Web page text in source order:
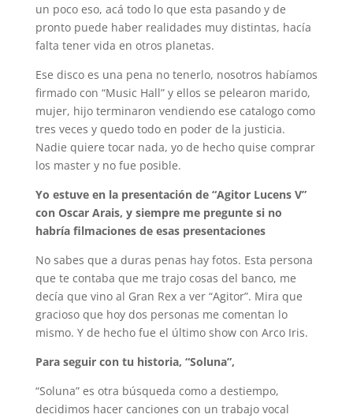
un poco eso, acá todo lo que esta pasando y de
pronto puede haber realidades muy distintas, hacía
falta tener vida en otros planetas.
Ese disco es una pena no tenerlo, nosotros habíamos
firmado con “Music Hall” y ellos se pelearon marido,
mujer, hijo terminaron vendiendo ese catalogo como
tres veces y quedo todo en poder de la justicia.
Nadie quiere tocar nada, yo de hecho quise comprar
los master y no fue posible.
Yo estuve en la presentación de “Agitor Lucens V”
con Oscar Arais, y siempre me pregunte si no
habría filmaciones de esas presentaciones
No sabes que a duras penas hay fotos. Esta persona
que te contaba que me trajo cosas del banco, me
decía que vino al Gran Rex a ver “Agitor”. Mira que
gracioso que hoy dos personas me comentan lo
mismo. Y de hecho fue el último show con Arco Iris.
Para seguir con tu historia, “Soluna”,
“Soluna” es otra búsqueda como a destiempo,
decidimos hacer canciones con un trabajo vocal